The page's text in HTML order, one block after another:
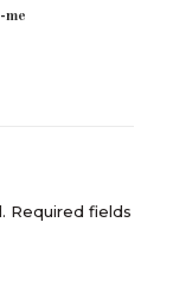
me
Required fields